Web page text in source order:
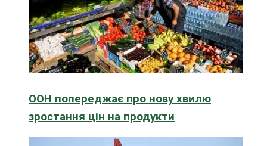
ООН попереджає про нову хвилю
зростання цін на продукти